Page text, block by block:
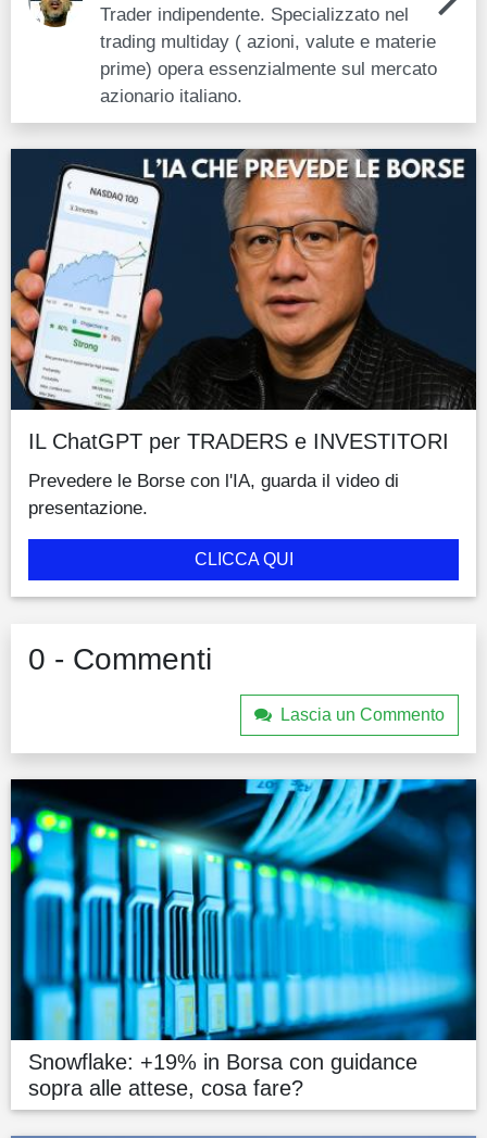
Trader indipendente. Specializzato nel
trading multiday ( azioni, valute e materie
prime) opera essenzialmente sul mercato
azionario italiano.
IL ChatGPT per TRADERS e INVESTITORI
Prevedere le Borse con l'IA, guarda il video di
presentazione.
CLICCA QUI
0 - Commenti
Lascia un Commento
Snowflake: +19% in Borsa con guidance
sopra alle attese, cosa fare?